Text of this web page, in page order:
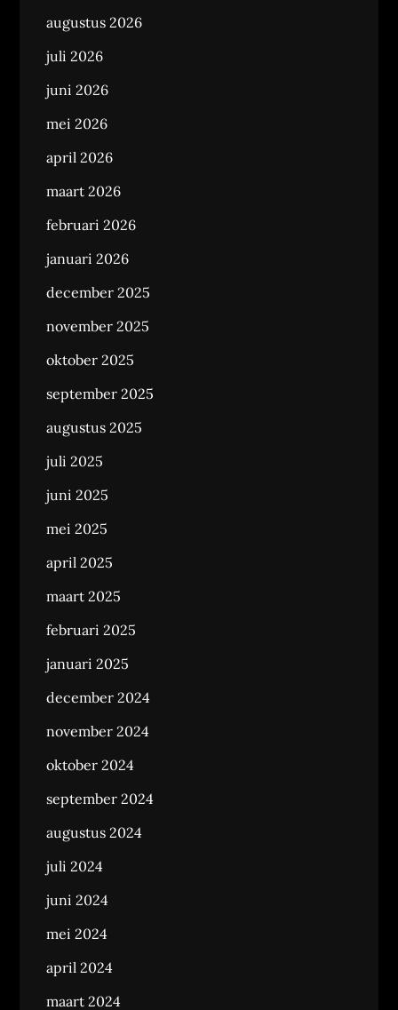
augustus 2026
juli 2026
juni 2026
mei 2026
april 2026
maart 2026
februari 2026
januari 2026
december 2025
november 2025
oktober 2025
september 2025
augustus 2025
juli 2025
juni 2025
mei 2025
april 2025
maart 2025
februari 2025
januari 2025
december 2024
november 2024
oktober 2024
september 2024
augustus 2024
juli 2024
juni 2024
mei 2024
april 2024
maart 2024